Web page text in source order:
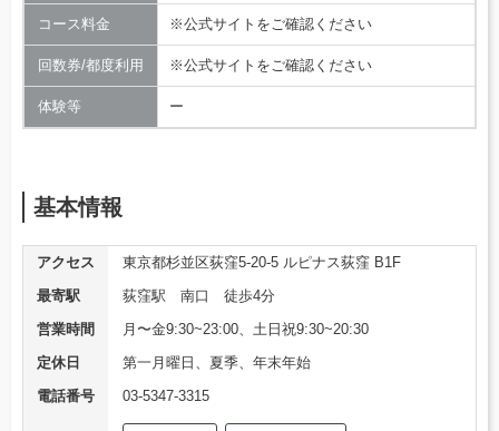
コース料金 ※公式サイトをご確認ください
回数券/都度利用 ※公式サイトをご確認ください
体験等 ー
基本情報
アクセス
東京都杉並区荻窪5-20-5 ルピナス荻窪 B1F
最寄駅
荻窪駅 南口 徒歩4分
営業時間
月〜金9:30~23:00、土日祝9:30~20:30
定休日
第一月曜日、夏季、年末年始
電話番号
03-5347-3315